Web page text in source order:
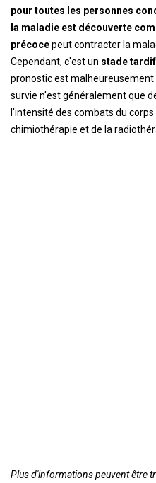
pour toutes les personnes
la maladie est découverte
précocepeut contracter la
Cependant, c'est un stade tardif
pronostic est malheureusement
survie n'est généralement que
l'intensité des combats du
chimiothérapie et de la
Plus d'informations peuvent être